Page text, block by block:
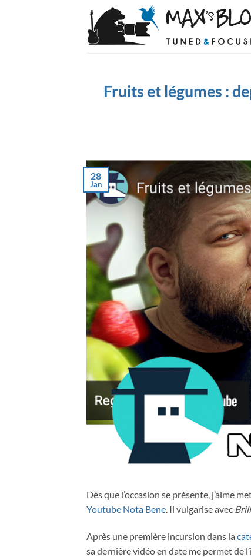
Fruits et légumes :
28
Jan
Dès que l’occasion se présente, j’aime
Youtube Nota Bene. Il vulgarise avec
Après une première incursion dans la
sa dernière vidéo en date me permet de